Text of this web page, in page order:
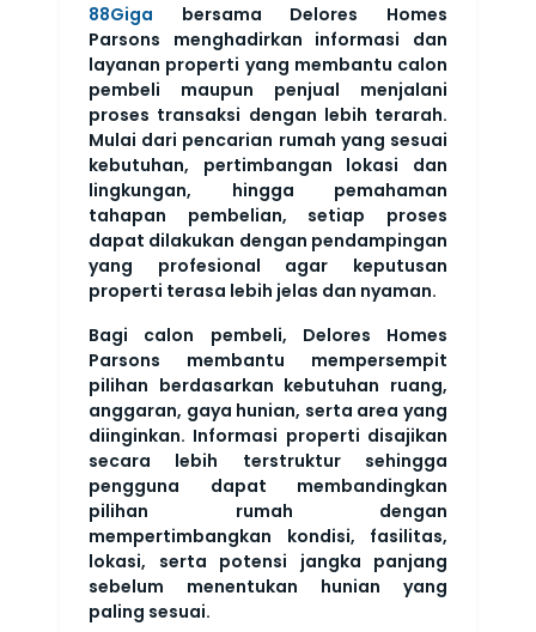
88Giga bersama Delores Homes
Parsons menghadirkan informasi dan
layanan properti yang membantu calon
pembeli maupun penjual menjalani
proses transaksi dengan lebih terarah.
Mulai dari pencarian rumah yang sesuai
kebutuhan, pertimbangan lokasi dan
lingkungan, hingga pemahaman
tahapan pembelian, setiap proses
dapat dilakukan dengan pendampingan
yang profesional agar keputusan
properti terasa lebih jelas dan nyaman.
Bagi calon pembeli, Delores Homes
Parsons membantu mempersempit
pilihan berdasarkan kebutuhan ruang,
anggaran, gaya hunian, serta area yang
diinginkan. Informasi properti disajikan
secara lebih terstruktur sehingga
pengguna dapat membandingkan
pilihan rumah dengan
mempertimbangkan kondisi, fasilitas,
lokasi, serta potensi jangka panjang
sebelum menentukan hunian yang
paling sesuai.